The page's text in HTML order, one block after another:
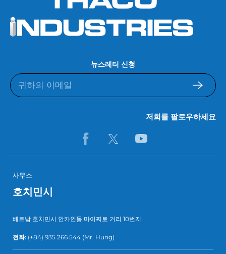
뉴스레터 신청
저희를 팔로우하세요
사무소
호치민시
베트남 호치민시 안카인동 마이찌토 거리 10번지
전화: (+84) 935 266 544 (Mr. Hung)